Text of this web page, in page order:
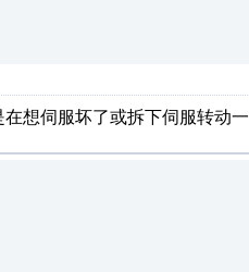
想伺服坏了或拆下伺服转动